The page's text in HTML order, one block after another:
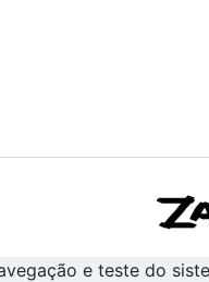
e teste do